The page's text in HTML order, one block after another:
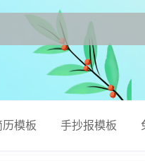
历模板 手抄报模板